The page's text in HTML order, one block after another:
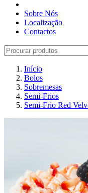
Sobre Nós
Localização
Contactos
Início
Bolos
Sobremesas
Semi-Frios
Semi-Frio Red